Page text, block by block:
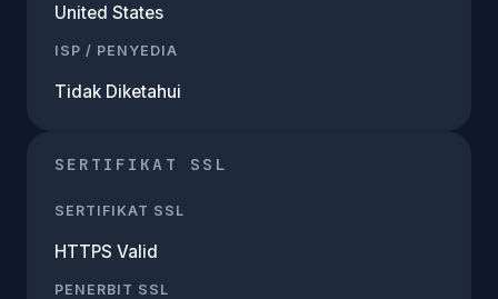
United States
ISP / PENYEDIA
Tidak Diketahui
SERTIFIKAT SSL
SERTIFIKAT SSL
HTTPS Valid
PENERBIT SSL